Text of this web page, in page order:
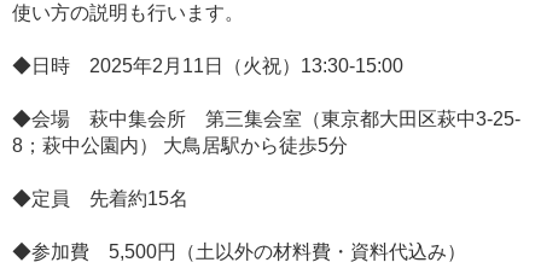
使い方の説明も行います。
◆日時 2025年2月11日（火祝）13:30-15:00
◆会場 萩中集会所 第三集会室（東京都大田区萩中3-25-
8；萩中公園内） 大鳥居駅から徒歩5分
◆定員 先着約15名
◆参加費 5,500円（土以外の材料費・資料代込み）